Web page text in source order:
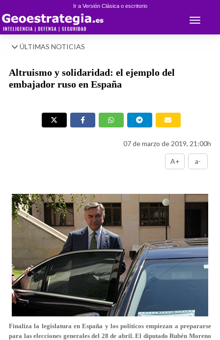
Ir a Versión Clásica o escritorio
Toggle
ÚLTIMAS NOTICIAS
Altruismo y solidaridad: el ejemplo del
embajador ruso en España
07 de marzo de 2019, 21:00h
A+ a-
Finaliza la legislatura en España y los políticos empiezan a prepararse
para las elecciones generales del 28 de abril. El diputado Rubén Moreno